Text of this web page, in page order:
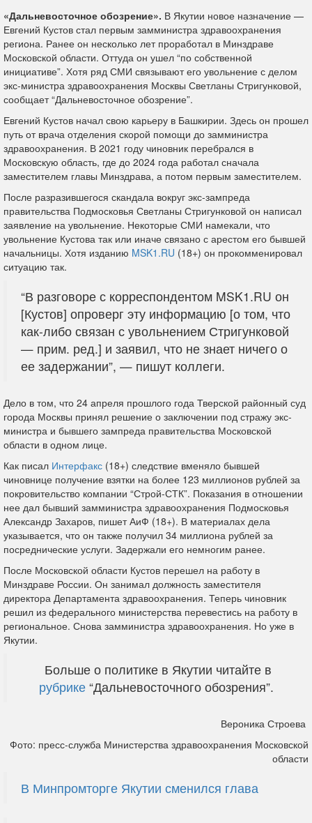
«Дальневосточное обозрение». В Якутии новое назначение —
Евгений Кустов стал первым замминистра здравоохранения
региона. Ранее он несколько лет проработал в Минздраве
Московской области. Оттуда он ушел “по собственной
инициативе”. Хотя ряд СМИ связывают его увольнение с делом
экс-министра здравоохранения Москвы Светланы Стригунковой,
сообщает “Дальневосточное обозрение”.
Евгений Кустов начал свою карьеру в Башкирии. Здесь он прошел
путь от врача отделения скорой помощи до замминистра
здравоохранения. В 2021 году чиновник перебрался в
Московскую область, где до 2024 года работал сначала
заместителем главы Минздрава, а потом первым заместителем.
После разразившегося скандала вокруг экс-зампреда
правительства Подмосковья Светланы Стригунковой он написал
заявление на увольнение. Некоторые СМИ намекали, что
увольнение Кустова так или иначе связано с арестом его бывшей
начальницы. Хотя изданию MSK1.RU (18+) он прокомменировал
ситуацию так.
“В разговоре с корреспондентом MSK1.RU он
[Кустов] опроверг эту информацию [о том, что
как-либо связан с увольнением Стригунковой
— прим. ред.] и заявил, что не знает ничего о
ее задержании”, — пишут коллеги.
Дело в том, что 24 апреля прошлого года Тверской районный суд
города Москвы принял решение о заключении под стражу экс-
министра и бывшего зампреда правительства Московской
области в одном лице.
Как писал Интерфакс (18+) следствие вменяло бывшей
чиновнице получение взятки на более 123 миллионов рублей за
покровительство компании “Строй-СТК”. Показания в отношении
нее дал бывший замминистра здравоохранения Подмосковья
Александр Захаров, пишет АиФ (18+). В материалах дела
указывается, что он также получил 34 миллиона рублей за
посреднические услуги. Задержали его немногим ранее.
После Московской области Кустов перешел на работу в
Минздраве России. Он занимал должность заместителя
директора Департамента здравоохранения. Теперь чиновник
решил из федерального министерства перевестись на работу в
региональное. Снова замминистра здравоохранения. Но уже в
Якутии.
Больше о политике в Якутии читайте в
рубрике“Дальневосточного обозрения”.
Вероника Строева
Фото: пресс-служба Министерства здравоохранения Московской
области
В Минпромторге Якутии сменился глава